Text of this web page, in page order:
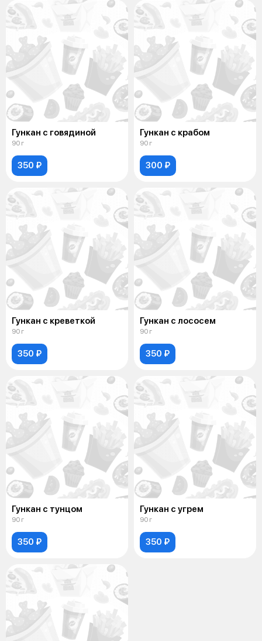
Гункан с говядиной
90 г
350 ₽
Гункан с крабом
90 г
300 ₽
Гункан с креветкой
90 г
350 ₽
Гункан с лососем
90 г
350 ₽
Гункан с тунцом
90 г
350 ₽
Гункан с угрем
90 г
350 ₽